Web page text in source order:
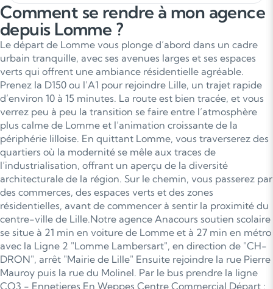
Comment se rendre à mon agence
depuis Lomme ?
Le départ de Lomme vous plonge d’abord dans un cadre
urbain tranquille, avec ses avenues larges et ses espaces
verts qui offrent une ambiance résidentielle agréable.
Prenez la D150 ou l’A1 pour rejoindre Lille, un trajet rapide
d’environ 10 à 15 minutes. La route est bien tracée, et vous
verrez peu à peu la transition se faire entre l’atmosphère
plus calme de Lomme et l’animation croissante de la
périphérie lilloise. En quittant Lomme, vous traverserez des
quartiers où la modernité se mêle aux traces de
l’industrialisation, offrant un aperçu de la diversité
architecturale de la région. Sur le chemin, vous passerez par
des commerces, des espaces verts et des zones
résidentielles, avant de commencer à sentir la proximité du
centre-ville de Lille.Notre agence Anacours soutien scolaire
se situe à 21 min en voiture de Lomme et à 27 min en métro
avec la Ligne 2 "Lomme Lambersart", en direction de "CH-
DRON", arrêt "Mairie de Lille" Ensuite rejoindre la rue Pierre
Mauroy puis la rue du Molinel. Par le bus prendre la ligne
CO3 - Ennetieres En Weppes Centre Commercial Départ :